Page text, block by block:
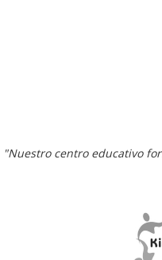
"Nuestro centro educativo